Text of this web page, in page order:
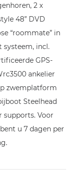
2 x
48” DVD
“roommate” in
systeem, incl.
GPS-
ankelier
zwemplatform
Steelhead
supports. Voor
u 7 dagen per